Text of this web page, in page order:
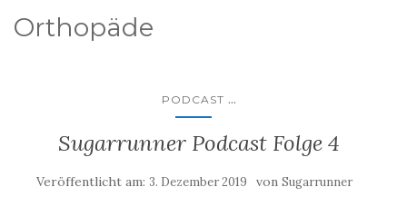
Orthopäde
PODCAST ...
Sugarrunner Podcast Folge 4
Veröffentlicht am: 3. Dezember 2019 von Sugarrunner